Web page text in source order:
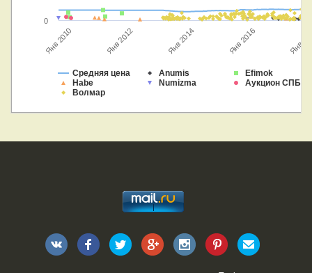
Средняя цена Anumis
Efimok
Habe
Numizma
Аукцион СПБ
Волмар
Янв 2010 Янв 2012 Янв 2014 Янв 2016 Янв
0